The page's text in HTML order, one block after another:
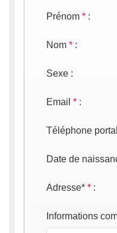
Prénom * :
Nom * :
Sexe :
Email * :
Téléphone
Date de
Adresse* * :
Informations